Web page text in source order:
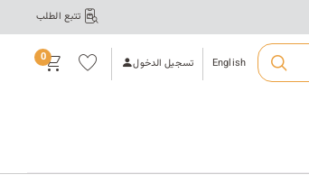
تتبع الطلب
ت
ال
English تسجيل الدخول قائ
مة
الم
فض
0